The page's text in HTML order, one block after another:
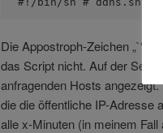
#!/bin/sh # ddns.sh #
Die Appostroph-Zeichen „`“
das Script nicht. Auf der Seite
anfragenden Hosts
die die öffentliche IP-Adresse
alle x-Minuten (in meinem